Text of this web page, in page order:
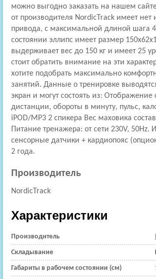
можно выгодно заказать на нашем
от производителя NordicTrack имеет
привода, с максимальной длиной шага
состоянии эллипс имеет размер
выдерживает вес до 150 кг и имеет 25
стоит обратить внимание на эти
хотите подобрать максимально
занятий. Данные о тренировке
экран и могут состоять из: Отображение
дистанции, обороты в минуту, пульс,
iPOD/MP3 2 спикера Вес маховика
Питание тренажера: от сети 230V, 50Hz.
сенсорные датчики + кардиопояс
2 года.
Производитель
NordicTrack
Характеристики
Производитель
Складывание
Габариты в рабочем состоянии (см)